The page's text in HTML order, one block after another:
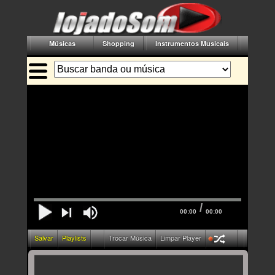
Músicas Shopping Instrumentos Musicais
00:00 / 00:00
Salvar Playlists Trocar Música Limpar Player